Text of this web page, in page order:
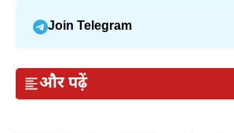
Join Telegram
और पढ़ें